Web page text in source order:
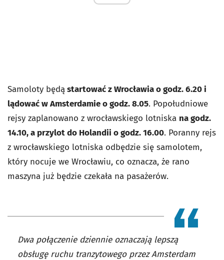
Samoloty będąstartować z Wrocławia o godz. 6.20 i
lądować w Amsterdamie o godz. 8.05. Popołudniowe
rejsy zaplanowano z wrocławskiego lotniska na godz.
14.10, a przylot do Holandii o godz. 16.00. Poranny rejs
z wrocławskiego lotniska odbędzie się samolotem,
który nocuje we Wrocławiu, co oznacza, że rano
maszyna już będzie czekała na pasażerów.
Dwa połączenie dziennie oznaczają lepszą
obsługę ruchu tranzytowego przez Amsterdam